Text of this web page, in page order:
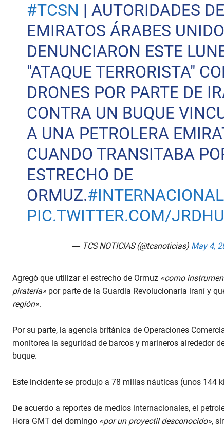
#TCSN | AUTORIDADES DE
EMIRATOS ÁRABES
DENUNCIARON ESTE
"ATAQUE TERRORISTA"
DRONES POR PARTE DE
CONTRA UN BUQUE
A UNA PETROLERA
CUANDO TRANSITABA
ESTRECHO DE
ORMUZ.#INTERNACIONAL
PIC.TWITTER.COM/
— TCS NOTICIAS (@tcsnoticias) May 4,
Agregó que utilizar el estrecho de Ormuz «como
piratería» por parte de la Guardia Revolucionaria iraní y
región».
Por su parte, la agencia británica de Operaciones
monitorea la seguridad de barcos y marineros alrededor
buque.
Este incidente se produjo a 78 millas náuticas (unos 144
De acuerdo a reportes de medios internacionales, el
Hora GMT del domingo «por un proyectil desconocido»,